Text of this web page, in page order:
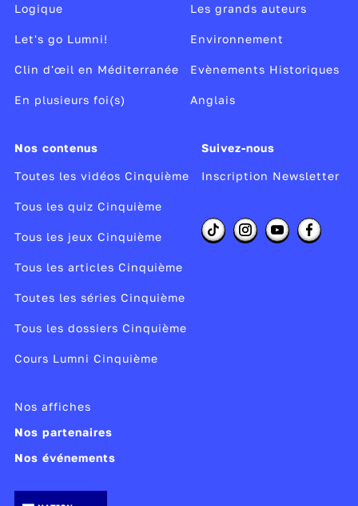
Logique
Let's go Lumni!
Clin d'œil en Méditerranée
En plusieurs foi(s)
Les grands auteurs
Environnement
Evènements Historiques
Anglais
Nos contenus
Toutes les vidéos Cinquième
Tous les quiz Cinquième
Tous les jeux Cinquième
Tous les articles Cinquième
Toutes les séries Cinquième
Tous les dossiers Cinquième
Cours Lumni Cinquième
Suivez-nous
Inscription Newsletter
Nos affiches
Nos partenaires
Nos événements